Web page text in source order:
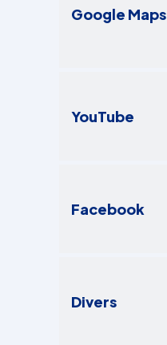
Google Maps
YouTube
Facebook
Divers